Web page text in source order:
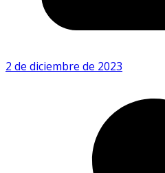
2 de diciembre de 2023